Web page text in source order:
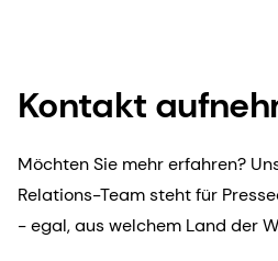
Kontakt
Möchten Sie mehr erfahren?
Relations-Team steht für
- egal, aus welchem Land der